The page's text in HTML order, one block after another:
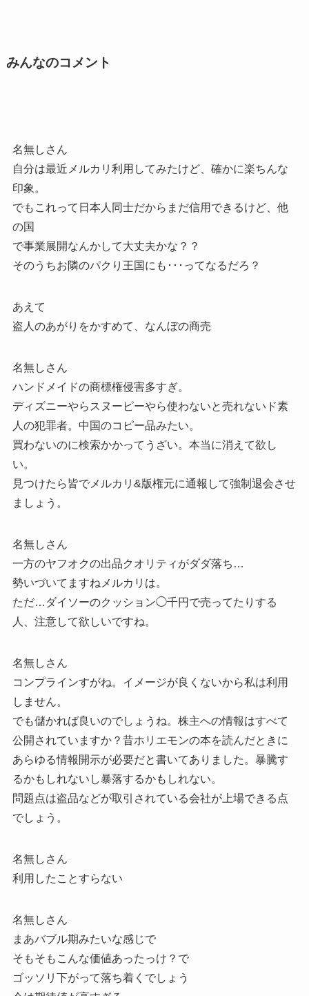
みんなのコメント
名無しさん
自分は最近メルカリ利用してみたけど、確かに楽ちんな
印象。
でもこれって日本人同士だからまだ信用できるけど、他
の国
で事業展開なんかして大丈夫かな？？
そのうちお隣のパクり王国にも･･･ってなるだろ？
あえて
盗人のあがりをかすめて、なんぼの商売
名無しさん
ハンドメイドの商標権侵害多すぎ。
ディズニーやらスヌーピーやら使わないと売れないド素
人の犯罪者。中国のコピー品みたい。
買わないのに検索かかってうざい。本当に消えて欲し
い。
見つけたら皆でメルカリ&版権元に通報して強制退会させ
ましょう。
名無しさん
一方のヤフオクの出品クオリティがダダ落ち…
勢いづいてますねメルカリは。
ただ…ダイソーのクッション◯千円で売ってたりする
人、注意して欲しいですね。
名無しさん
コンプラインすがね。イメージが良くないから私は利用
しません。
でも儲かれば良いのでしょうね。株主への情報はすべて
公開されていますか？昔ホリエモンの本を読んだときに
あらゆる情報開示が必要だと書いてありました。暴騰す
るかもしれないし暴落するかもしれない。
問題点は盗品などが取引されている会社が上場できる点
でしょう。
名無しさん
利用したことすらない
名無しさん
まあバブル期みたいな感じで
そもそもこんな価値あったっけ？で
ゴッソリ下がって落ち着くでしょう